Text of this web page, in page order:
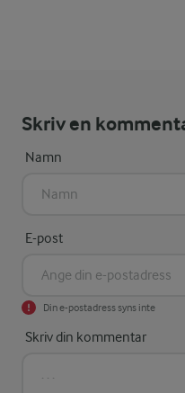
Skriv en
Namn
E-post
Din e-postadress syns inte
Skriv din kommentar